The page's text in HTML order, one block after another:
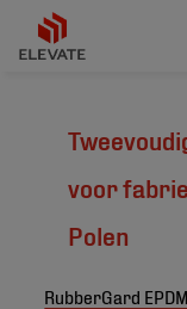
voor
Polen
RubberGard EPDM,